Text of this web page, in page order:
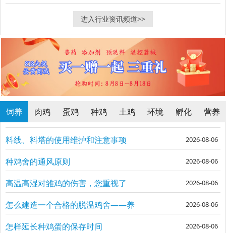
进入行业资讯频道>>
饲养 肉鸡 蛋鸡 种鸡 土鸡 环境 孵化 营养
料线、料塔的使用维护和注意事项 2026-08-06
种鸡舍的通风原则 2026-08-06
高温高湿对雏鸡的伤害，您重视了
吗？
2026-08-06
怎么建造一个合格的脱温鸡舍——养
鸡新手必读
2026-08-06
怎样延长种鸡蛋的保存时间 2026-08-06